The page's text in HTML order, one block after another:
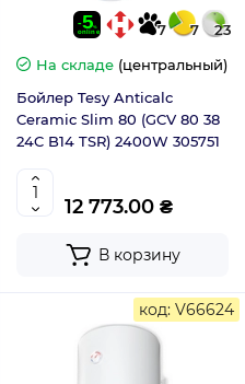
7 7 23
На складе (центральный)
Бойлер Tesy Anticalc
Ceramic Slim 80 (GCV 80 38
24C B14 TSR) 2400W 305751
12 773.00 ₴
В корзину
код: V66624